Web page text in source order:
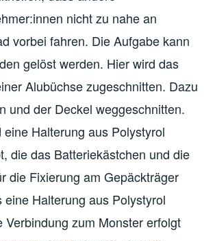
nicht zu nahe an
vorbei fahren. Die Aufgabe kann
gelöst werden. Hier wird das
Alubüchse zugeschnitten. Dazu
und der Deckel weggeschnitten.
eine Halterung aus Polystyrol
die das Batteriekästchen und die
die Fixierung am Gepäckträger
eine Halterung aus Polystyrol
Verbindung zum Monster erfolgt